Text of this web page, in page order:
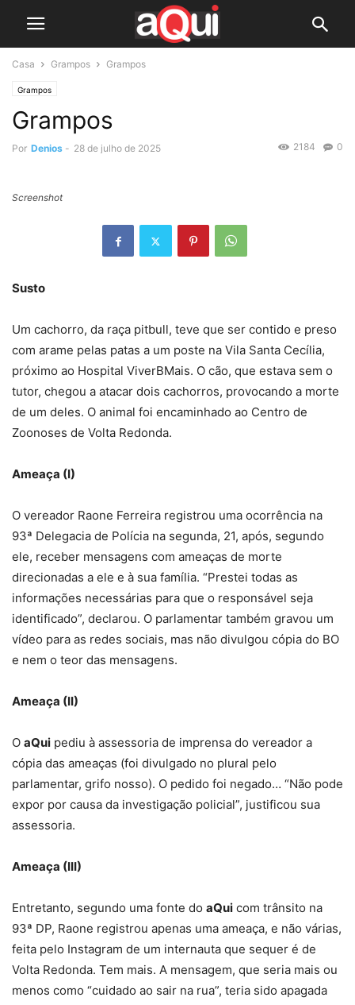
Casa Grampos Grampos
Grampos
Grampos
Por Denios - 28 de julho de 2025 0
2184
Screenshot
Susto
Um cachorro, da raça pitbull, teve que ser contido e preso
com arame pelas patas a um poste na Vila Santa Cecília,
próximo ao Hospital ViverBMais. O cão, que estava sem o
tutor, chegou a atacar dois cachorros, provocando a morte
de um deles. O animal foi encaminhado ao Centro de
Zoonoses de Volta Redonda.
Ameaça (I)
O vereador Raone Ferreira registrou uma ocorrência na
93ª Delegacia de Polícia na segunda, 21, após, segundo
ele, receber mensagens com ameaças de morte
direcionadas a ele e à sua família. “Prestei todas as
informações necessárias para que o responsável seja
identificado”, declarou. O parlamentar também gravou um
vídeo para as redes sociais, mas não divulgou cópia do BO
e nem o teor das mensagens.
Ameaça (II)
O aQui pediu à assessoria de imprensa do vereador a
cópia das ameaças (foi divulgado no plural pelo
parlamentar, grifo nosso). O pedido foi negado… “Não pode
expor por causa da investigação policial”, justificou sua
assessoria.
Ameaça (III)
Entretanto, segundo uma fonte do aQui com trânsito na
93ª DP, Raone registrou apenas uma ameaça, e não várias,
feita pelo Instagram de um internauta que sequer é de
Volta Redonda. Tem mais. A mensagem, que seria mais ou
menos como “cuidado ao sair na rua”, teria sido apagada